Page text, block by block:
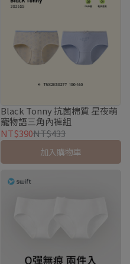
Black Tonny 抗菌棉質 星夜萌
寵物語三角內褲組
NT$390NT$433
加入購物車